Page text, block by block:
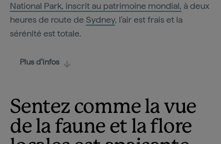
National Park, inscrit au patrimoine mondial, à deux
heures de route de Sydney, l'air est frais et la
sérénité est totale.
Plus d'infos
Sentez comme la vue
de la faune et la flore